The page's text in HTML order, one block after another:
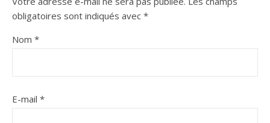
obligatoires sont indiqués avec *
Nom *
E-mail *